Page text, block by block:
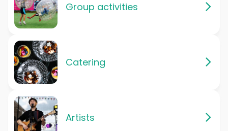
Group activities
Catering
Artists